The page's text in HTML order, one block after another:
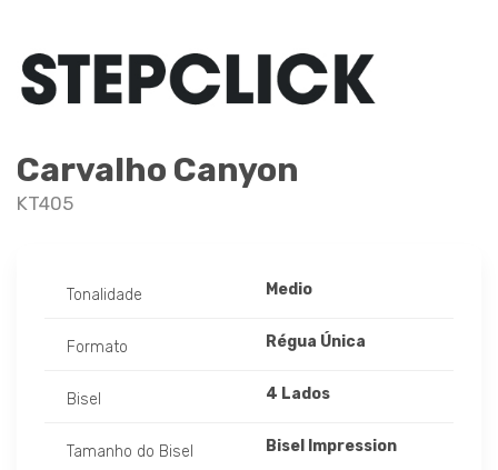
Carvalho Canyon
KT405
Tonalidade Medio
Formato Régua Única
Bisel 4 Lados
Tamanho do Bisel Bisel Impression